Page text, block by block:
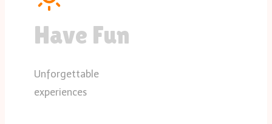
Have Fun
Unforgettable
experiences